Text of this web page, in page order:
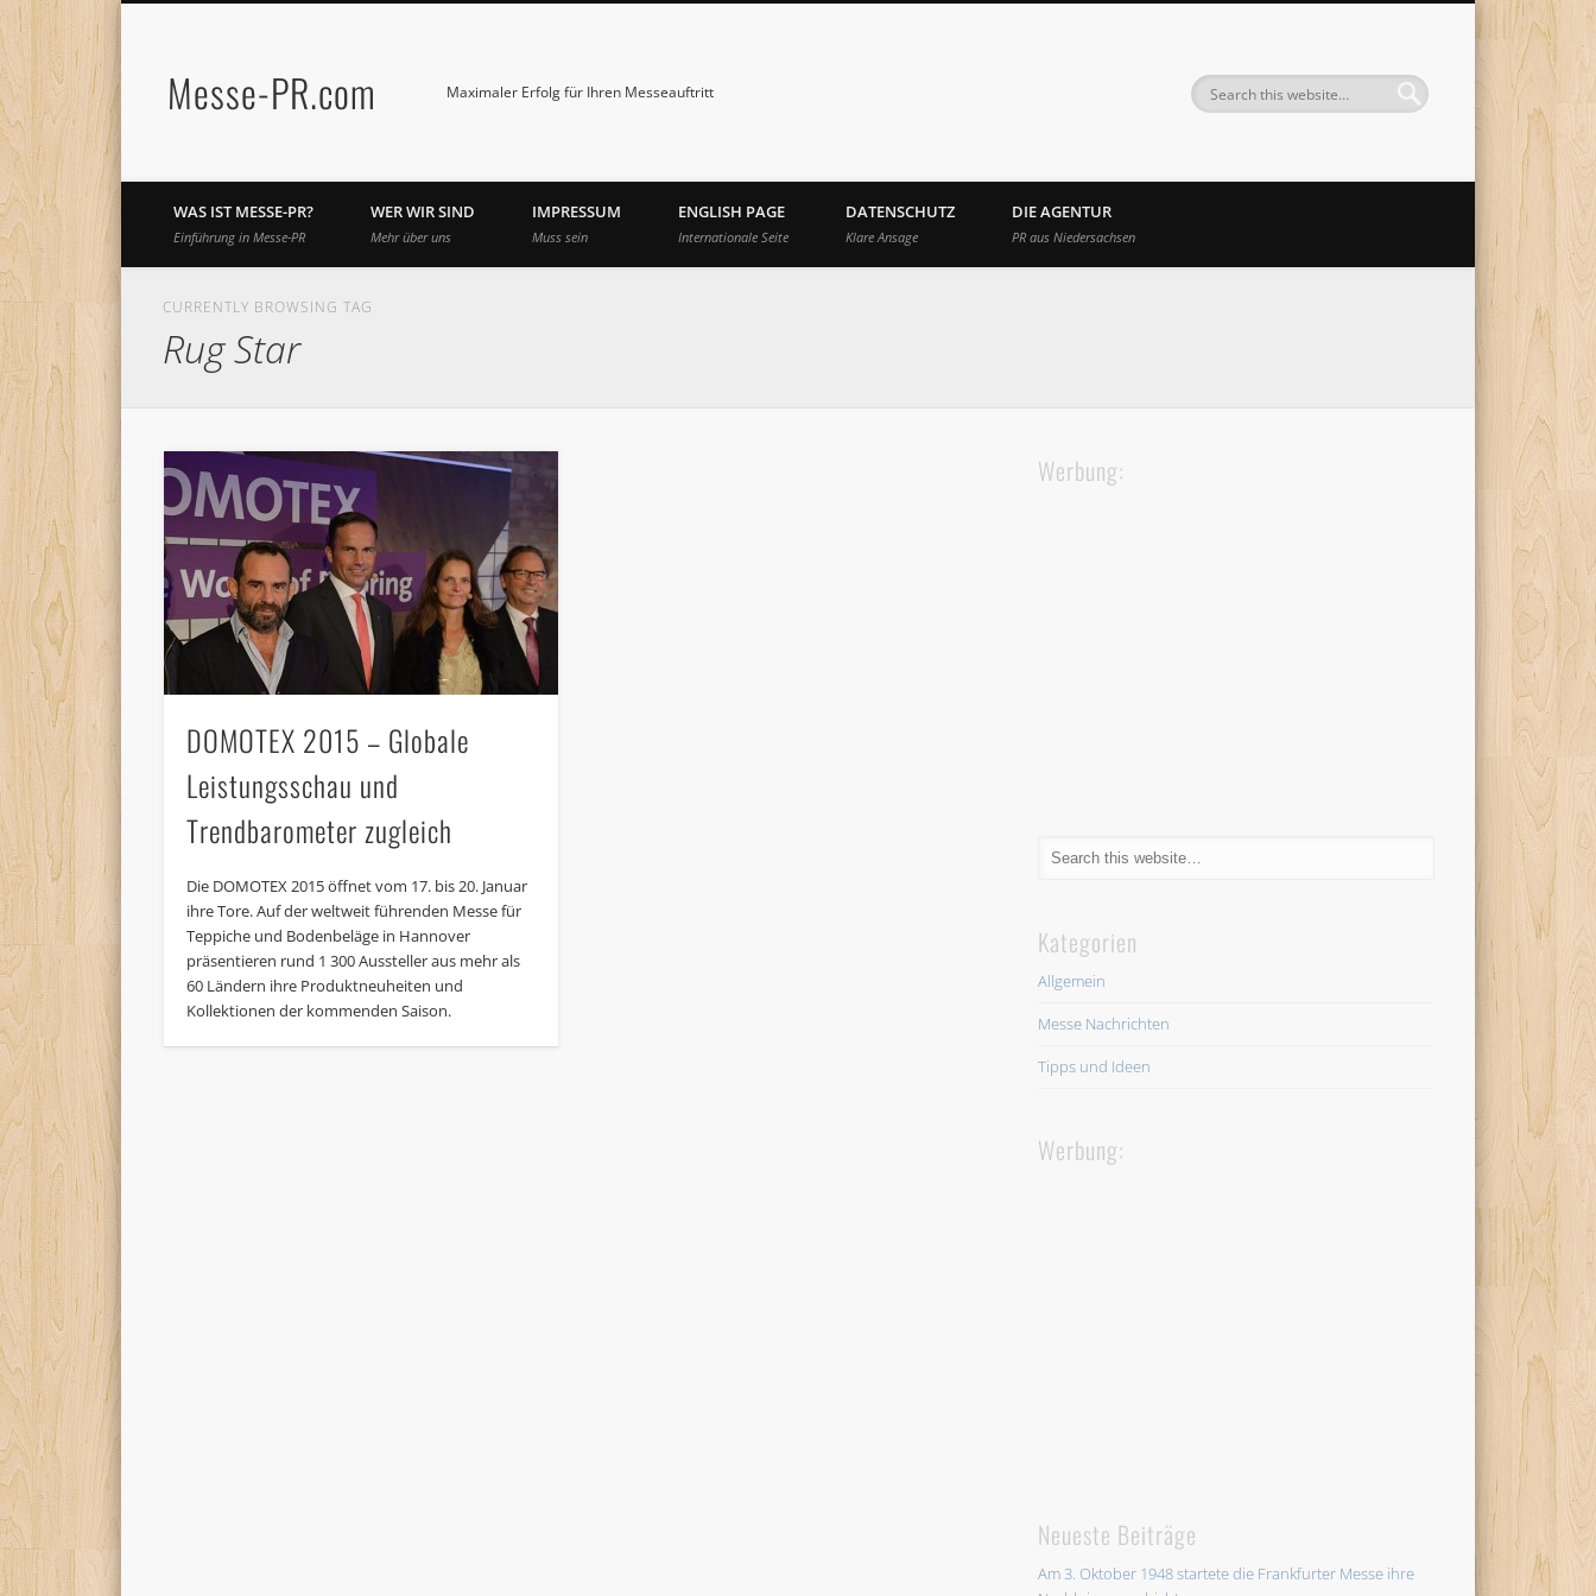
Messe-PR.com Maximaler Erfolg für Ihren Messeauftritt
WAS IST MESSE-PR?
Einführung in Messe-PR
WER WIR SIND
Mehr über uns
IMPRESSUM
Muss sein
ENGLISH PAGE
Internationale Seite
DATENSCHUTZ
Klare Ansage
DIE AGENTUR
PR aus Niedersachsen
CURRENTLY BROWSING TAG
Rug Star
DOMOTEX 2015 – Globale
Leistungsschau und
Trendbarometer zugleich
Die DOMOTEX 2015 öffnet vom 17. bis 20. Januar
ihre Tore. Auf der weltweit führenden Messe für
Teppiche und Bodenbeläge in Hannover
präsentieren rund 1 300 Aussteller aus mehr als
60 Ländern ihre Produktneuheiten und
Kollektionen der kommenden Saison.
Werbung:
Kategorien
Allgemein
Messe Nachrichten
Tipps und Ideen
Werbung:
Neueste Beiträge
Am 3. Oktober 1948 startete die Frankfurter Messe ihre